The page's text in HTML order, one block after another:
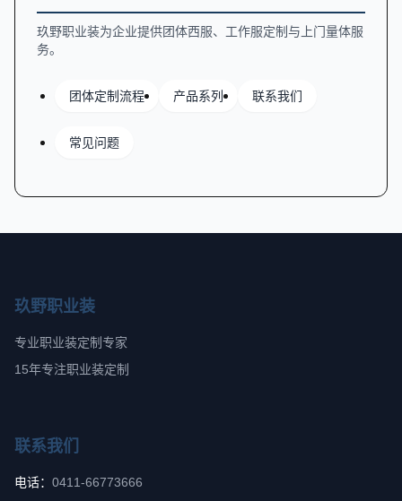
玖野职业装为企业提供团体西服、工作服定制与上门量体服
务。
团体定制流程 产品系列 联系我们
常见问题
玖野职业装
专业职业装定制专家
15年专注职业装定制
联系我们
电话： 0411-66773666